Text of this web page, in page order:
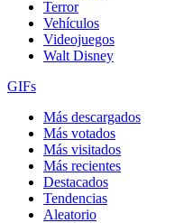
Terror
Vehículos
Videojuegos
Walt Disney
GIFs
Más descargados
Más votados
Más visitados
Más recientes
Destacados
Tendencias
Aleatorio